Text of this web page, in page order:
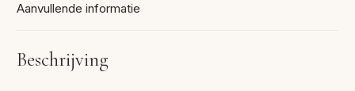
Aanvullende informatie
Beschrijving